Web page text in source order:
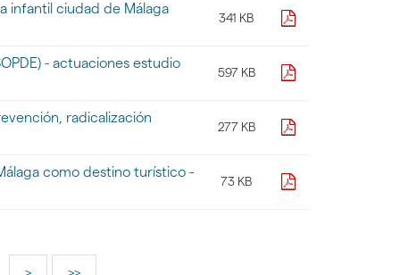
infantil ciudad de Málaga
341 KB pdf
- actuaciones estudio
597 KB pdf
radicalización
277 KB pdf
como destino turístico -
73 KB pdf